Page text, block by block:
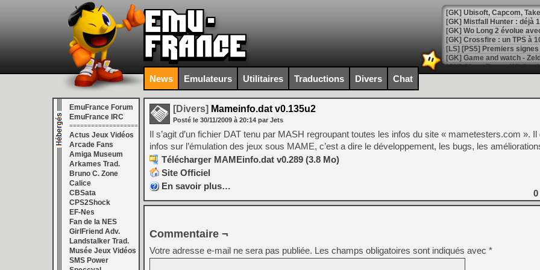
[GK] Mistfall Hunter : déjà
[GK] Wo Long 2 évolue
[GK] Crossfire : un TPS à
[LS] [PS5] Premiers
[Mo5] DOOM arrive en
[GK] Bethesda fête les 30
[GK] Roblox : l'action en
[GK] Agenda - GeForce
[LS] [PS5] ps5-y2jb-
[GK] Pourquoi Marvel
[GK] Test : Restory : Chill
[GK] GTA 6 : Rockstar
[GK] Hot Wheels Infinite
[GK] Mémoire cash -
[GK] Résultats Nintendo :
News Emulateurs Utilitaires Traductions Divers Chat
EmuFrance Forum
EmuFrance IRC
===================
Actus Jeux Vidéos
Arcade Fans
Amiga Museum
Arkames Trad.
Bruno C. Zone
Calice
CBSata
CPS2Shock
EF-Nes
Fan de la NES
GirlFriend Adv.
Landstalker Trad.
Musée Jeux Vidéos
SMS Power
[Divers] Mameinfo.dat v0.135u2
Posté le 30/11/2009 à 20:14 par Jets
Il s’agit d’un fichier DAT tenu par MASH regroupant toutes les infos du site « mametesters.com ». Il
infos sur l’émulation des jeux sous MAME, c’est a dire le développement, les bugs, les
Télécharger MAMEinfo.dat v0.289 (3.8 Mo)
Site Officiel
En savoir plus…
0
Commentaire ¬
Votre adresse e-mail ne sera pas publiée. Les champs obligatoires sont indiqués avec *